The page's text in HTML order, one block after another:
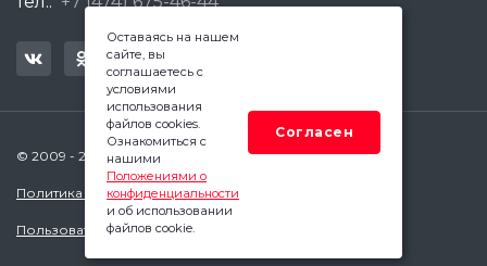
© 2009 - 2026 Квадратный Метр - Липецк
Политика конфиденциальности
Пользовательское соглашение
Оставаясь на нашем
сайте, вы
соглашаетесь с
условиями
использования
файлов cookies.
Ознакомиться с
нашими
Положениями о
конфиденциальности
и об использовании
файлов cookie.
Согласен